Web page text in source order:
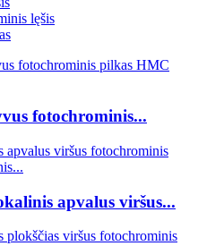
lęšis
fotochrominis...
apvalus viršus...